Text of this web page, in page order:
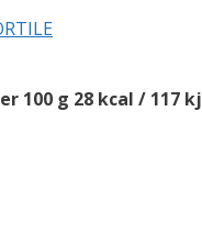
100 g 28 kcal / 117 kj